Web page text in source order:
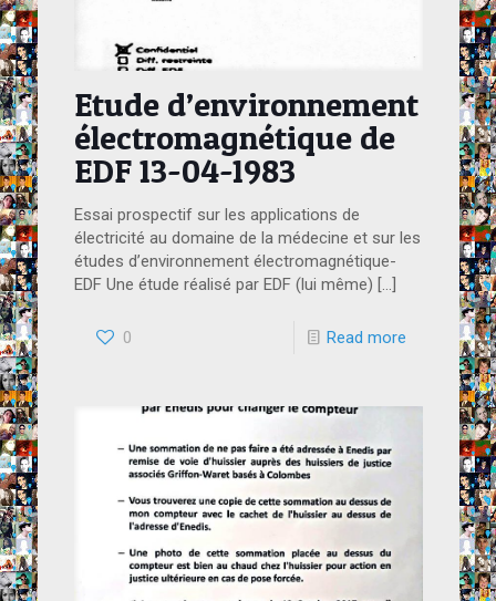
Etude d’environnement
électromagnétique de
EDF 13-04-1983
Essai prospectif sur les applications de
électricité au domaine de la médecine et sur les
études d’environnement électromagnétique-
EDF Une étude réalisé par EDF (lui même) […]
0 Read more